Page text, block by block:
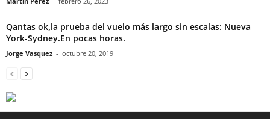
Qantas ok,la prueba del vuelo más largo sin escalas: Nueva
York-Sydney.En pocas horas.
Jorge Vasquez - octubre 20, 2019